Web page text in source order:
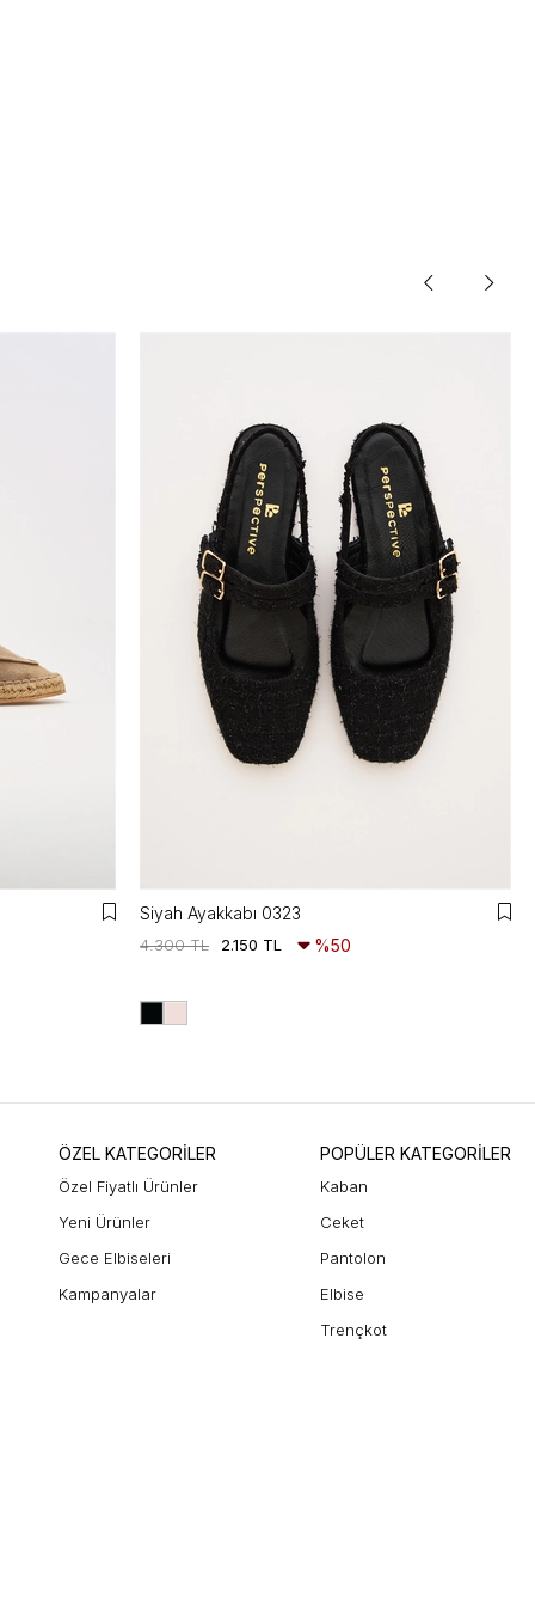
Siyah Ayakkabı 0323
2.150 TL
4.300 TL %50
ÖZEL KATEGORİLER
Özel Fiyatlı Ürünler
Yeni Ürünler
Gece Elbiseleri
Kampanyalar
POPÜLER KATEGORİLER
Kaban
Ceket
Pantolon
Elbise
Trençkot